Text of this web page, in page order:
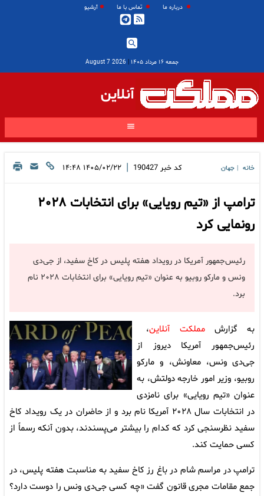
درباره ما تماس با ما آرشیو
جمعه ۱۶ مرداد ۱۴۰۵ |
2026 August 7
آنلاین
خانه جهان کد خبر 190427
| ۱۴۰۵/۰۲/۲۲ ۱۴:۴۸
ترامپ از «تیم رویایی» برای انتخابات ۲۰۲۸
رونمایی کرد
رئیس‌جمهور آمریکا در رویداد هفته پلیس در کاخ سفید، از جی‌دی
ونس و مارکو روبیو به عنوان «تیم رویایی» برای انتخابات ۲۰۲۸ نام
برد.
به گزارشمملکت آنلاین،
رئیس‌جمهور آمریکا دیروز از
جی‌دی ونس، معاونش، و مارکو
روبیو، وزیر امور خارجه دولتش، به
عنوان «تیم رویایی» برای نامزدی
در انتخابات سال ۲۰۲۸ آمریکا نام برد و از حاضران در یک رویداد کاخ
سفید نظرسنجی کرد که کدام را بیشتر می‌پسندند، بدون آنکه رسماً از
کسی حمایت کند.
ترامپ در مراسم شام در باغ رز کاخ سفید به مناسبت هفته پلیس، در
جمع مقامات مجری قانون گفت «چه کسی جی‌دی ونس را دوست دارد؟